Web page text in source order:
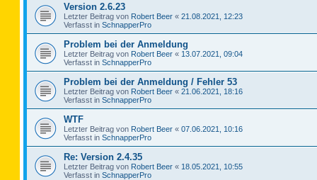
Version 2.6.23
Letzter Beitrag von Robert Beer « 21.08.2021, 12:23
Verfasst in SchnapperPro
Problem bei der Anmeldung
Letzter Beitrag von Robert Beer « 13.07.2021, 09:04
Verfasst in SchnapperPro
Problem bei der Anmeldung / Fehler 53
Letzter Beitrag von Robert Beer « 21.06.2021, 18:16
Verfasst in SchnapperPro
WTF
Letzter Beitrag von Robert Beer « 07.06.2021, 10:16
Verfasst in SchnapperPro
Re: Version 2.4.35
Letzter Beitrag von Robert Beer « 18.05.2021, 10:55
Verfasst in SchnapperPro